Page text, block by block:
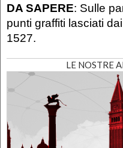
DA SAPERE: Sulle
punti graffiti lasciati
1527.
LE NOSTRE